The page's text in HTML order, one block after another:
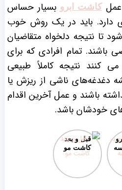
عملکاشت ابروبسیار حساس
دارد. باید در یک روش خوب
نتیجه دلخواه متقاضیان
باشند. تمام افرادی که برای
کنند نتیجه کاملاً طبیعی
دغدغه‌های ناشی از ریزش یا
باشند و عمل آخرین اقدام
خودشان باشد.
قبل و بعد
کاشت مو